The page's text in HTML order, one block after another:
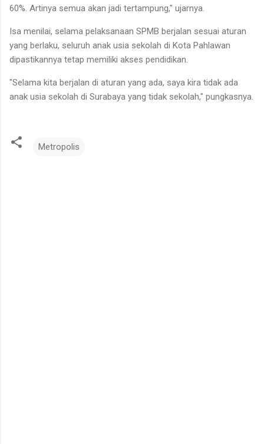
60%. Artinya semua akan jadi tertampung," ujarnya.
Isa menilai, selama pelaksanaan SPMB berjalan sesuai aturan
yang berlaku, seluruh anak usia sekolah di Kota Pahlawan
dipastikannya tetap memiliki akses pendidikan.
"Selama kita berjalan di aturan yang ada, saya kira tidak ada
anak usia sekolah di Surabaya yang tidak sekolah," pungkasnya.
Metropolis